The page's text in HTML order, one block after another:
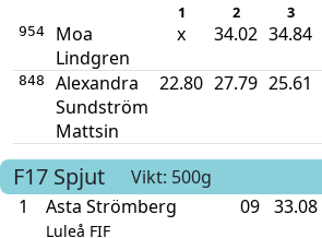
1 2 3
954
Moa
Lindgren
x 34.02 34.84
848
Alexandra
Sundström
Mattsin
22.80 27.79 25.61
F17 Spjut Vikt: 500g
1
Asta Strömberg
Luleå FIF
09 33.08